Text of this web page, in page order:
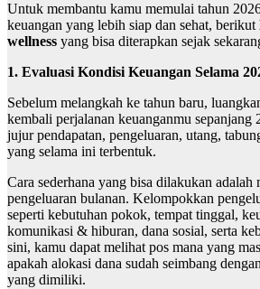
Untuk membantu kamu memulai tahun
keuangan yang lebih siap dan sehat, berikut
wellness yang bisa diterapkan sejak
1. Evaluasi Kondisi Keuangan Selama
Sebelum melangkah ke tahun baru,
kembali perjalanan keuanganmu sepanjang
jujur pendapatan, pengeluaran, utang,
yang selama ini terbentuk.
Cara sederhana yang bisa dilakukan adalah
pengeluaran bulanan. Kelompokkan
seperti kebutuhan pokok, tempat tinggal,
komunikasi & hiburan, dana sosial, serta
sini, kamu dapat melihat pos mana yang
apakah alokasi dana sudah seimbang
yang dimiliki.